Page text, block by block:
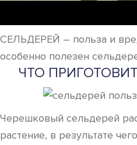
СЕЛЬДЕРЕЙ – польза и
особенно полезен
ЧТО
Черешковый сельдерей
растение, в результате